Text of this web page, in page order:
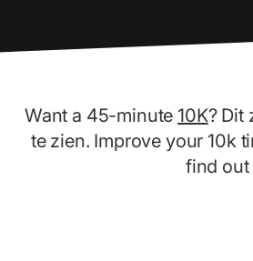
Want a 45-minute10K? Dit
te zien. Improve your 10k
find out